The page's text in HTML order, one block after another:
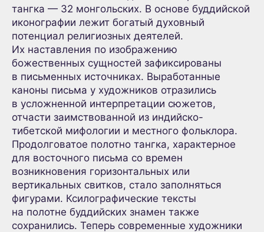
тангка — 32 монгольских. В основе буддийской
иконографии лежит богатый духовный
потенциал религиозных деятелей.
Их наставления по изображению
божественных сущностей зафиксированы
в письменных источниках. Выработанные
каноны письма у художников отразились
в усложненной интерпретации сюжетов,
отчасти заимствованной из индийско-
тибетской мифологии и местного фольклора.
Продолговатое полотно тангка, характерное
для восточного письма со времен
возникновения горизонтальных или
вертикальных свитков, стало заполняться
фигурами. Ксилографические тексты
на полотне буддийских знамен также
сохранились. Теперь современные художники